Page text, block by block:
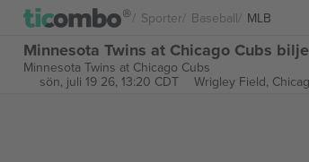
Sporter Baseball MLB
Minnesota Twins at Chicago Cubs
Minnesota Twins at Chicago Cubs
sön, juli 19 26, 13:20 CDT
Wrigley Field,